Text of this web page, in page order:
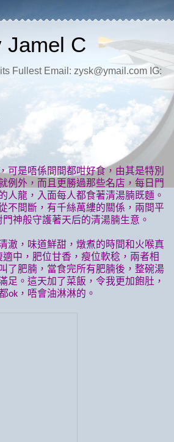
Jamel C
Fullest Email: zysk@ymail.com IG:
可是唔係間間都咁好食，由其是特別
例外，而且更勝過那些名店，每日門
人龍，入面每人都食著清湯腩既麵。
不間斷，有千絲萬縷的關係，兩間平
神般守護著天后的清湯腩生意。
澈，味道鮮甜，燉煮的時間和火喉真
中，肥位甘香，瘦位軟稔，兩者相
了肥腩，當食完所有肥腩後，整碗湯
足。這天加了菜飯，令我更加飽肚，
ok，唔會油淋淋的。